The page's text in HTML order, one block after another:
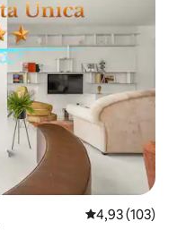
Průměrné
4,93 (103)